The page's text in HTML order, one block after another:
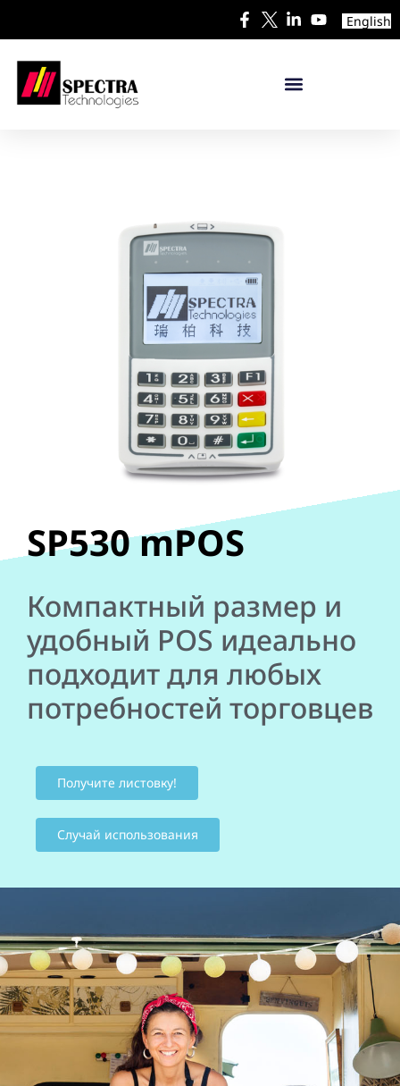
English
SP530 mPOS
Компактный размер и
удобный POS идеально
подходит для любых
потребностей торговцев
Получите листовку!
Случай использования